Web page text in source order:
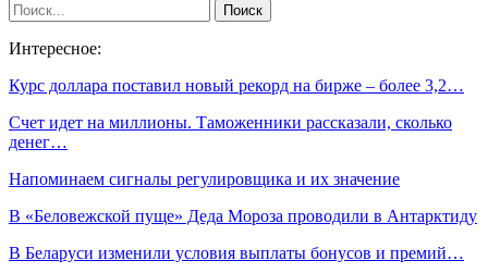
Интересное:
Курс доллара поставил новый рекорд на бирже – более 3,2…
Счет идет на миллионы. Таможенники рассказали, сколько
денег…
Напоминаем сигналы регулировщика и их значение
В «Беловежской пуще» Деда Мороза проводили в Антарктиду
В Беларуси изменили условия выплаты бонусов и премий…